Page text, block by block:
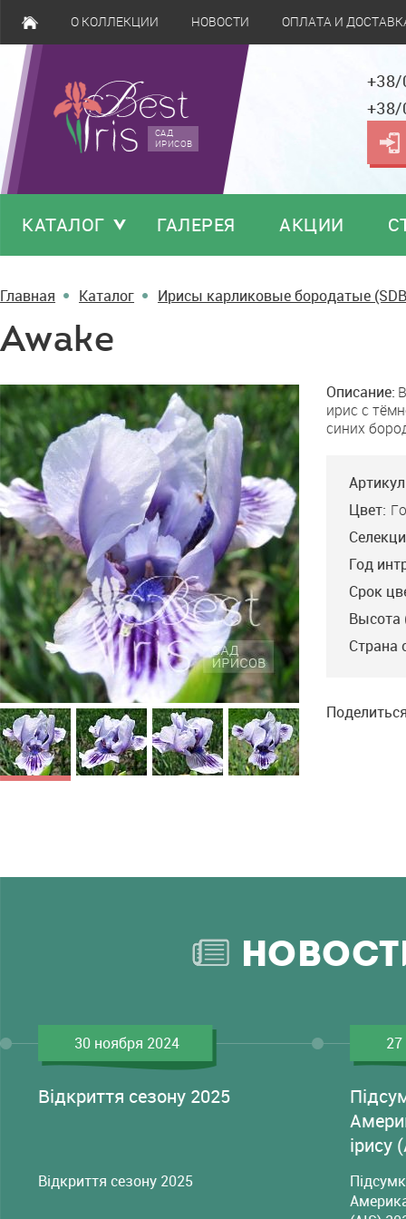
О КОЛЛЕКЦИИ НОВОСТИ ОПЛАТА И
САД
ИРИСОВ
КАТАЛОГ ГАЛЕРЕЯ АКЦИИ
Главная Каталог Ирисы карликовые бородатые
Awake
Awake Описание:
ирис с
синих
Цвет:
Год
Срок
Высота
Страна
30 ноября 2024
Відкриття сезону 2025
Відкриття сезону 2025
ірису